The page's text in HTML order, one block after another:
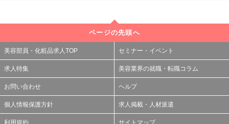
ページの先頭へ
美容部員・化粧品求人TOP セミナー・イベント
求人特集 美容業界の就職・転職コラム
お問い合わせ ヘルプ
個人情報保護方針 求人掲載・人材派遣
利用規約 サイトマップ